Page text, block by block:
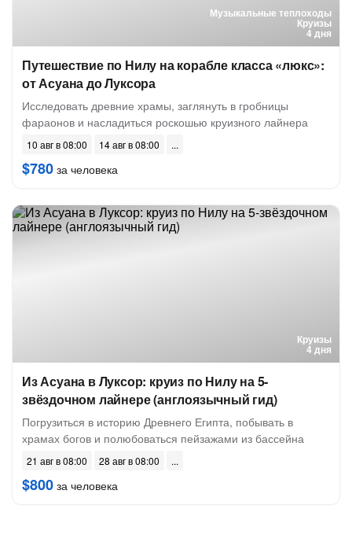
Музыкальные теплоходы
Круизы
4 дня
Путешествие по Нилу на корабле класса «люкс»:
от Асуана до Луксора
Исследовать древние храмы, заглянуть в гробницы
фараонов и насладиться роскошью круизного лайнера
10 авг в 08:00 14 авг в 08:00
$780 за человека
Круизы
4 дня
Из Асуана в Луксор: круиз по Нилу на 5-
звёздочном лайнере (англоязычный гид)
Погрузиться в историю Древнего Египта, побывать в
храмах богов и полюбоваться пейзажами из бассейна
21 авг в 08:00 28 авг в 08:00
$800 за человека